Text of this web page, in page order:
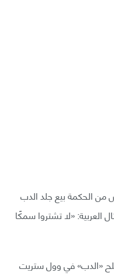
الحكمة بيع جلد الدب
العربية: «لا تشتروا سمكًا
«الدب» في وول ستريت